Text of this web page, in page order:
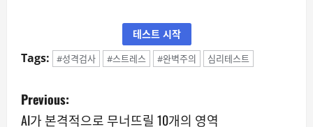
테스트 시작
Tags: #성격검사 #스트레스 #완벽주의 심리테스트
P
Previous:
AI가 본격적으로 무너뜨릴 10개의 영역